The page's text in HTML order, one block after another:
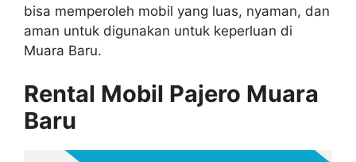
bisa memperoleh mobil yang luas, nyaman, dan
aman untuk digunakan untuk keperluan di
Muara Baru.
Rental Mobil Pajero Muara
Baru